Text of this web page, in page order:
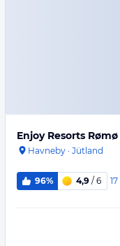
Enjoy Resorts Rømø
Havneby · Jütland
96% 4,9 / 6 17